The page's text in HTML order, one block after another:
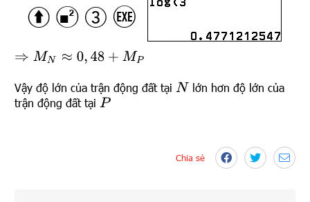
⇒M N≈0, 48+MP
Vậy độ lớn của trận động đất tại N
lớn hơn độ lớn của
trận động đất tại P
Chia sẻ